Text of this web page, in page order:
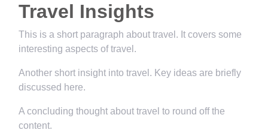
Travel Insights
This is a short paragraph about travel. It covers some
interesting aspects of travel.
Another short insight into travel. Key ideas are briefly
discussed here.
A concluding thought about travel to round off the
content.